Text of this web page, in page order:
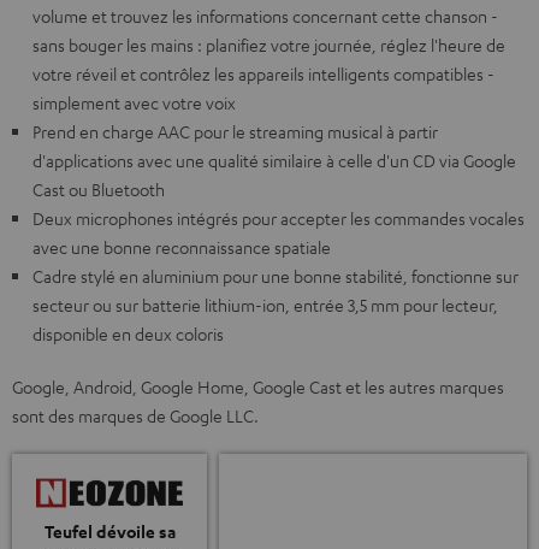
volume et trouvez les informations concernant cette chanson -
sans bouger les mains : planifiez votre journée, réglez l'heure de
votre réveil et contrôlez les appareils intelligents compatibles -
simplement avec votre voix
Prend en charge AAC pour le streaming musical à partir
d'applications avec une qualité similaire à celle d'un CD via Google
Cast ou Bluetooth
Deux microphones intégrés pour accepter les commandes vocales
avec une bonne reconnaissance spatiale
Cadre stylé en aluminium pour une bonne stabilité, fonctionne sur
secteur ou sur batterie lithium-ion, entrée 3,5 mm pour lecteur,
disponible en deux coloris
Google, Android, Google Home, Google Cast et les autres marques
sont des marques de Google LLC.
Teufel dévoile sa